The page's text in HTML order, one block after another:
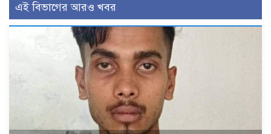
এই বিভাগের আরও খবর